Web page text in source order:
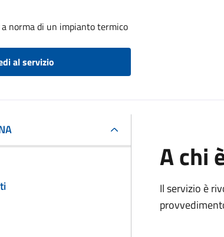
norma di un impianto termico
al servizio
A chi
Il servizio è